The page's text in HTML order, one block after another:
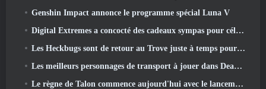
Genshin Impact annonce le programme spécial Luna V
Digital Extremes a concocté des cadeaux sympas pour célébrer le nouvel an lunaire dans Warframe
Les Heckbugs sont de retour au Trove juste à temps pour la saison de l'amour
Les meilleurs personnages de transport à jouer dans Deadlock
Le règne de Talon commence aujourd'hui avec le lancement de la saison Overwatch 1: Conquête